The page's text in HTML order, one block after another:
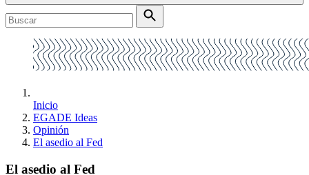
Inicio
EGADE Ideas
Opinión
El asedio al Fed
El asedio al Fed